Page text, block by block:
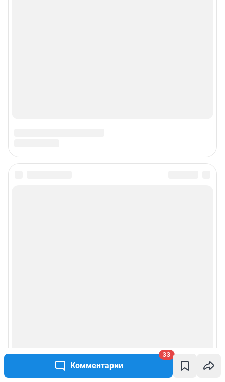
Комментарии
33